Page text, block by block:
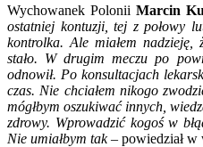
Wychowanek PoloniiMarcin
ostatniej kontuzji, tej z połowy
kontrolka. Ale miałem
stało. W drugim meczu po
odnowił. Po konsultacjach
czas. Nie chciałem nikogo
mógłbym oszukiwać innych,
zdrowy. Wprowadzić kogoś w
Nie umiałbym tak– powiedział